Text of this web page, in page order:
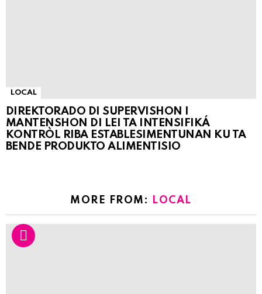
LOCAL
DIREKTORADO DI SUPERVISHON I
MANTENSHON DI LEI TA INTENSIFIKÁ
KONTRÒL RIBA ESTABLESIMENTUNAN KU TA
BENDE PRODUKTO ALIMENTISIO
MORE FROM: LOCAL